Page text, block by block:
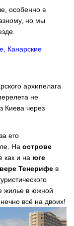
особенно в
но мы
Канарские
архипелага
не
Киева через
его
На острове
как и на юге
Тенерифе в
жилье в южной
всё на двоих!